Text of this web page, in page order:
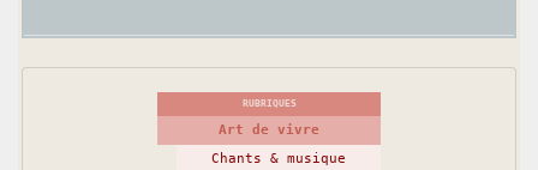
RUBRIQUES
Art de vivre
Chants & musique